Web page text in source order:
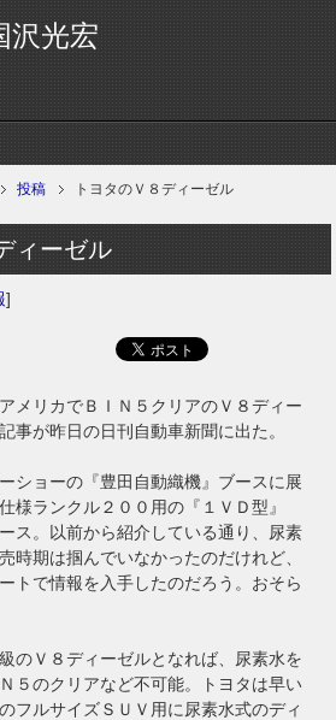
沢光宏
投稿 トヨタのＶ８ディーゼル
ィーゼル
]
メリカでＢＩＮ５クリアのＶ８ディー
事が昨日の日刊自動車新聞に出た。
ショーの『豊田自動織機』ブースに展
様ランクル２００用の『１ＶＤ型』
ス。以前から紹介している通り、尿素
時期は掴んでいなかったのだけれど、
トで情報を入手したのだろう。おそら
のＶ８ディーゼルとなれば、尿素水を
５のクリアなど不可能。トヨタは早い
フルサイズＳＵＶ用に尿素水式のディ